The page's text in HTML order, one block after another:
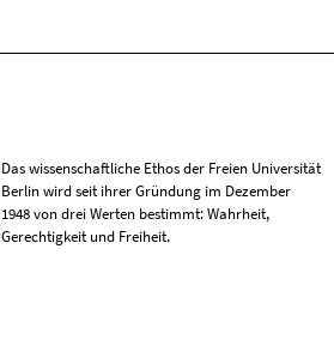
Das wissenschaftliche Ethos der Freien Universität
Berlin wird seit ihrer Gründung im Dezember
1948 von drei Werten bestimmt: Wahrheit,
Gerechtigkeit und Freiheit.